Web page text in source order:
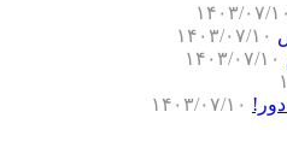
۱۴۰۳/۰۷/۱۰
۱۴۰۳/۰۷/۱۰
۱۴۰۳/۰۷/۱۰
۱۴۰۳/۰۷/۱۰